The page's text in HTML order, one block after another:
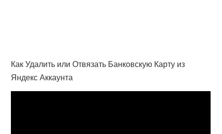
Как Удалить или Отвязать Банковскую Карту из
Яндекс Аккаунта